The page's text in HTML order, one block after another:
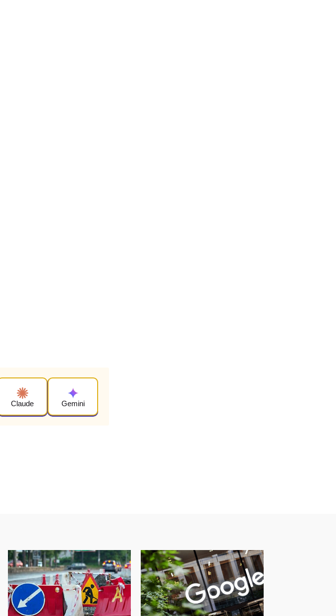
Claude Gemini